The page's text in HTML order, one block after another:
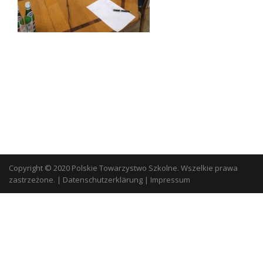
Copyright © 2020 Polskie Towarzystwo Szkolne. Wszelkie prawa
zastrzeżone. | Datenschutzerklärung | Impressum